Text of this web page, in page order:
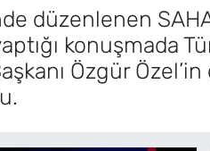
düzenlenen
konuşmada
Özgür Özel’in